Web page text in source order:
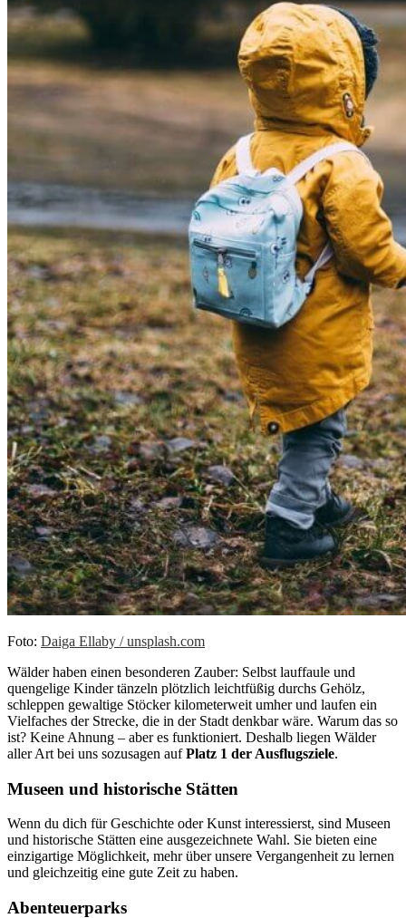
Foto: Daiga Ellaby / unsplash.com
Wälder haben einen besonderen Zauber: Selbst lauffaule und
quengelige Kinder tänzeln plötzlich leichtfüßig durchs Gehölz,
schleppen gewaltige Stöcker kilometerweit umher und laufen ein
Vielfaches der Strecke, die in der Stadt denkbar wäre. Warum das so
ist? Keine Ahnung – aber es funktioniert. Deshalb liegen Wälder
aller Art bei uns sozusagen aufPlatz 1 der Ausflugsziele.
Museen und historische Stätten
Wenn du dich für Geschichte oder Kunst interessierst, sind Museen
und historische Stätten eine ausgezeichnete Wahl. Sie bieten eine
einzigartige Möglichkeit, mehr über unsere Vergangenheit zu lernen
und gleichzeitig eine gute Zeit zu haben.
Abenteuerparks